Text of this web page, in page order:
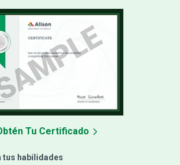
tus habilidades
Tu Certificado